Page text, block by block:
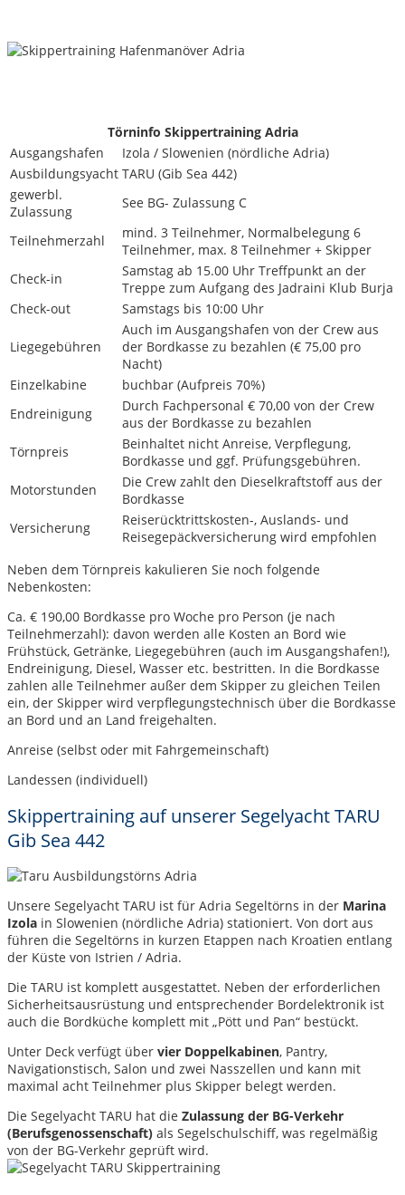
Törninfo Skippertraining Adria
Ausgangshafen
Izola / Slowenien (nördliche Adria)
Ausbildungsyacht TARU (Gib Sea 442)
gewerbl.
Zulassung
See BG- Zulassung C
Teilnehmerzahl
mind. 3 Teilnehmer, Normalbelegung 6
Teilnehmer, max. 8 Teilnehmer + Skipper
Check-in
Samstag ab 15.00 Uhr Treffpunkt an der
Treppe zum Aufgang des Jadraini Klub Burja
Check-out
Samstags bis 10:00 Uhr
Liegegebühren
Auch im Ausgangshafen von der Crew aus
der Bordkasse zu bezahlen (€ 75,00 pro
Nacht)
Einzelkabine
buchbar (Aufpreis 70%)
Endreinigung
Durch Fachpersonal € 70,00 von der Crew
aus der Bordkasse zu bezahlen
Törnpreis
Beinhaltet nicht Anreise, Verpflegung,
Bordkasse und ggf. Prüfungsgebühren.
Motorstunden
Die Crew zahlt den Dieselkraftstoff aus der
Bordkasse
Versicherung
Reiserücktrittskosten-, Auslands- und
Reisegepäckversicherung wird empfohlen
Neben dem Törnpreis kakulieren Sie noch folgende
Nebenkosten:
Ca. € 190,00 Bordkasse pro Woche pro Person (je nach
Teilnehmerzahl): davon werden alle Kosten an Bord wie
Frühstück, Getränke, Liegegebühren (auch im Ausgangshafen!),
Endreinigung, Diesel, Wasser etc. bestritten. In die Bordkasse
zahlen alle Teilnehmer außer dem Skipper zu gleichen Teilen
ein, der Skipper wird verpflegungstechnisch über die Bordkasse
an Bord und an Land freigehalten.
Anreise (selbst oder mit Fahrgemeinschaft)
Landessen (individuell)
Skippertraining auf unserer Segelyacht TARU
Gib Sea 442
Unsere Segelyacht TARU ist für Adria Segeltörns in der Marina
Izola in Slowenien (nördliche Adria) stationiert. Von dort aus
führen die Segeltörns in kurzen Etappen nach Kroatien entlang
der Küste von Istrien / Adria.
Die TARU ist komplett ausgestattet. Neben der erforderlichen
Sicherheitsausrüstung und entsprechender Bordelektronik ist
auch die Bordküche komplett mit „Pött und Pan“ bestückt.
Unter Deck verfügt über vier Doppelkabinen, Pantry,
Navigationstisch, Salon und zwei Nasszellen und kann mit
maximal acht Teilnehmer plus Skipper belegt werden.
Die Segelyacht TARU hat die Zulassung der BG-Verkehr
(Berufsgenossenschaft) als Segelschulschiff, was regelmäßig
von der BG-Verkehr geprüft wird.